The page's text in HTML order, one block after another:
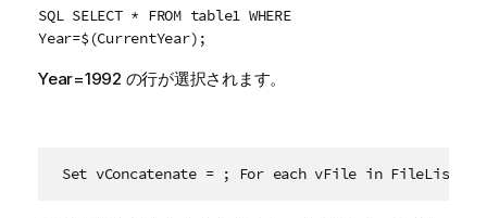
SQL SELECT * FROM table1 WHERE
Year=$(CurrentYear);
Year=1992 の行が選択されます。
Set vConcatenate = ; For each vFile in